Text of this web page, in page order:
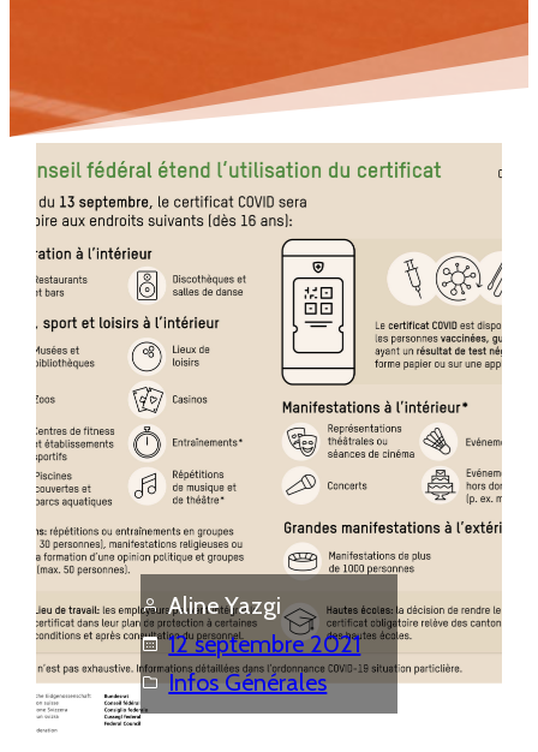
Aline Yazgi
12 septembre 2021
Infos Générales